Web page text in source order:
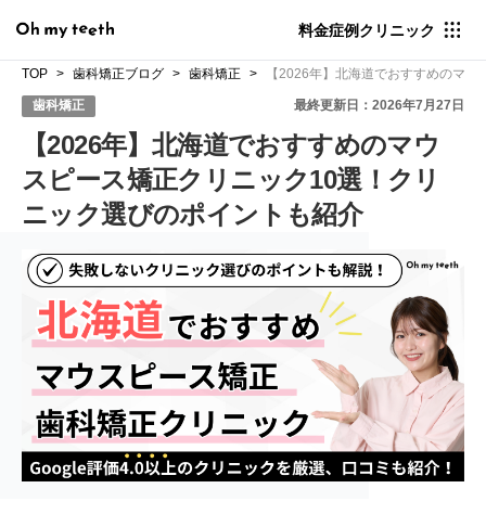
料金症例クリニック
TOP 歯科矯正ブログ 歯科矯正 【2026年】北海道でおすすめのマ
歯科矯正 最終更新日：2026年7月27日
【2026年】北海道でおすすめのマウ
スピース矯正クリニック10選！クリ
ニック選びのポイントも紹介